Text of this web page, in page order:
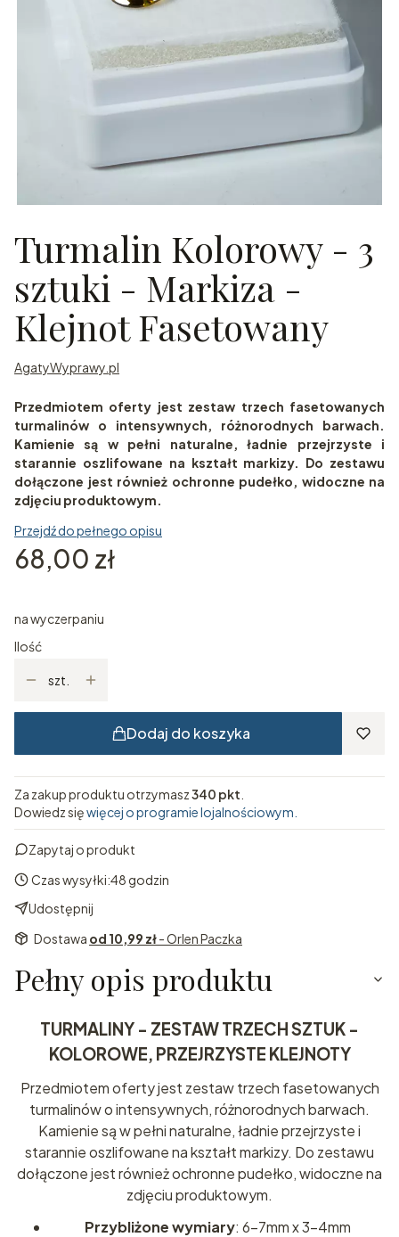
Turmalin Kolorowy - 3
sztuki - Markiza -
Klejnot Fasetowany
AgatyWyprawy.pl
Przedmiotem oferty jest zestaw trzech fasetowanych
turmalinów o intensywnych, różnorodnych barwach.
Kamienie są w pełni naturalne, ładnie przejrzyste i
starannie oszlifowane na kształt markizy. Do zestawu
dołączone jest również ochronne pudełko, widoczne na
zdjęciu produktowym.
Przejdź do pełnego opisu
Cena
68,00 zł
na wyczerpaniu
Ilość
szt.
Dodaj do koszyka
Za zakup produktu otrzymasz340 pkt
Dowiedz sięwięcej o programie lojalnościowym.
Zapytaj o produkt
Czas wysyłki:48 godzin
Udostępnij
Dostawa od 10,99 zł- Orlen Paczka
Pełny opis produktu
TURMALINY - ZESTAW TRZECH SZTUK -
KOLOROWE, PRZEJRZYSTE KLEJNOTY
Przedmiotem oferty jest zestaw trzech fasetowanych
turmalinów o intensywnych, różnorodnych barwach.
Kamienie są w pełni naturalne, ładnie przejrzyste i
starannie oszlifowane na kształt markizy. Do zestawu
dołączone jest również ochronne pudełko, widoczne na
zdjęciu produktowym.
Przybliżone wymiary: 6-7mm x 3-4mm